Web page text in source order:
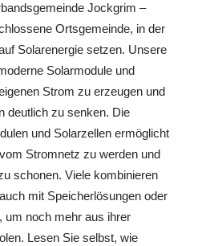
Jockgrim –
Ortsgemeinde, in der
Solarenergie setzen. Unsere
Solarmodule und
Strom zu erzeugen und
deutlich zu senken. Die
und Solarzellen ermöglicht
Stromnetz zu werden und
schonen. Viele kombinieren
mit Speicherlösungen oder
um noch mehr aus ihrer
Lesen Sie selbst, wie